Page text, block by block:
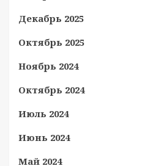
Декабрь 2025
Октябрь 2025
Ноябрь 2024
Октябрь 2024
Июль 2024
Июнь 2024
Май 2024